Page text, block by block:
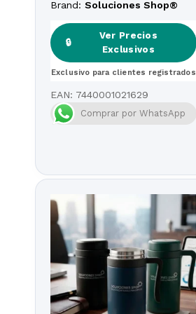
Edición Especial
Brand: Soluciones Shop®
🔒
Ver Precios
Exclusivos
Exclusivo para clientes registrados
EAN: 7440001021629
Comprar por WhatsApp